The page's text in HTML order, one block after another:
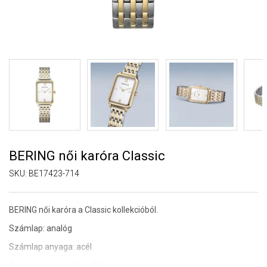
BERING női karóra Classic
SKU: BE17423-714
BERING női karóra a Classic kollekcióból.
Számlap: analóg
Számlap anyaga: acél